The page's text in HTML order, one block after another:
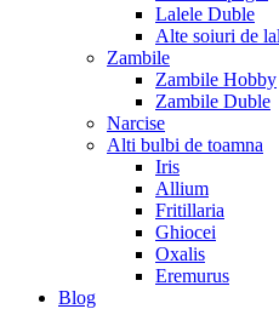
Lalele Duble
Alte soiuri de
Zambile
Zambile Hobby
Zambile Duble
Narcise
Alti bulbi de toamna
Iris
Allium
Fritillaria
Ghiocei
Oxalis
Eremurus
Blog